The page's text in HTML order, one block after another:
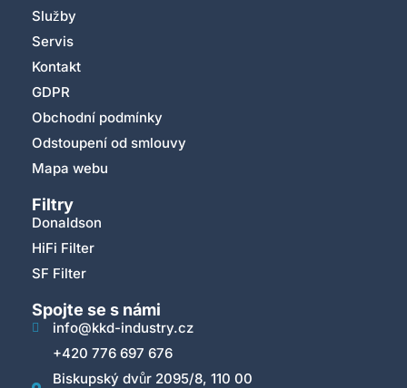
Služby
Servis
Kontakt
GDPR
Obchodní podmínky
Odstoupení od smlouvy
Mapa webu
Filtry
Donaldson
HiFi Filter
SF Filter
Spojte se s námi
info@kkd-industry.cz
+420 776 697 676
Biskupský dvůr 2095/8, 110 00